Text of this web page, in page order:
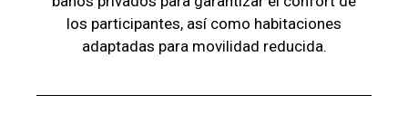
los participantes, así como habitaciones
adaptadas para movilidad reducida.